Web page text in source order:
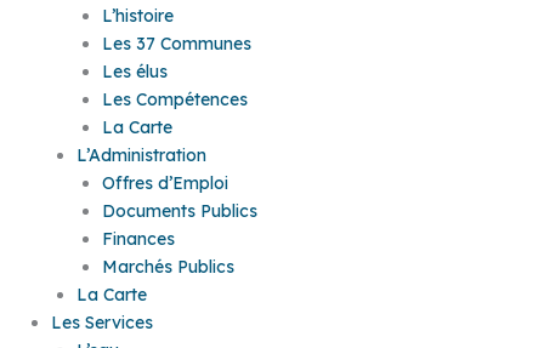
L’histoire
Les 37 Communes
Les élus
Les Compétences
La Carte
L’Administration
Offres d’Emploi
Documents Publics
Finances
Marchés Publics
La Carte
Les Services